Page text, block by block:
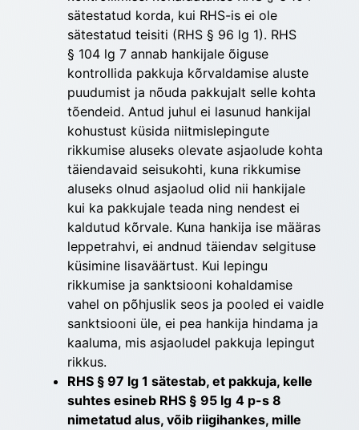
sätestatud korda, kui RHS-is ei ole
sätestatud teisiti (RHS § 96 lg 1). RHS
§ 104 lg 7 annab hankijale õiguse
kontrollida pakkuja kõrvaldamise aluste
puudumist ja nõuda pakkujalt selle kohta
tõendeid. Antud juhul ei lasunud hankijal
kohustust küsida niitmislepingute
rikkumise aluseks olevate asjaolude kohta
täiendavaid seisukohti, kuna rikkumise
aluseks olnud asjaolud olid nii hankijale
kui ka pakkujale teada ning nendest ei
kaldutud kõrvale. Kuna hankija ise määras
leppetrahvi, ei andnud täiendav selgituse
küsimine lisaväärtust. Kui lepingu
rikkumise ja sanktsiooni kohaldamise
vahel on põhjuslik seos ja pooled ei vaidle
sanktsiooni üle, ei pea hankija hindama ja
kaaluma, mis asjaoludel pakkuja lepingut
rikkus.
RHS § 97 lg 1 sätestab, et pakkuja, kelle
suhtes esineb RHS § 95 lg 4 p-s 8
nimetatud alus, võib riigihankes, mille